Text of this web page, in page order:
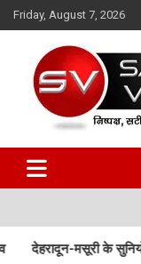
Skip
to
Friday, August 7, 2026
Satya
विकास को मिलेगी